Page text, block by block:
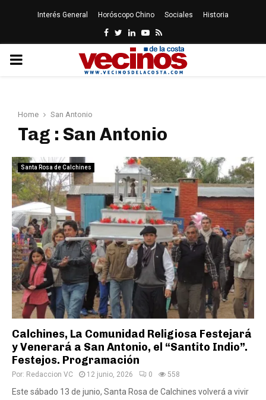
Interés General Horóscopo Chino Sociales Historia
Facebook
Twitter
LinkedinYoutube
Rss
PRIMARY
Home San Antonio
Tag : San Antonio
Santa Rosa de Calchines
Calchines, La Comunidad Religiosa Festejará
y Venerará a San Antonio, el “Santito Indio”.
Festejos. Programación
Por: Redaccion VC 12 junio, 2026 0 558
Este sábado 13 de junio, Santa Rosa de Calchines volverá a vivir